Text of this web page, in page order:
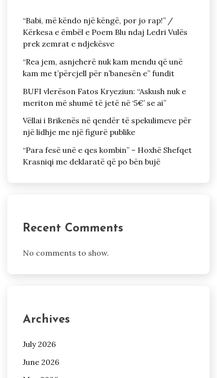
“Babi, më këndo një këngë, por jo rap!” /
Kërkesa e ëmbël e Poem Blu ndaj Ledri Vulës
prek zemrat e ndjekësve
“Rea jem, asnjeherë nuk kam mendu që unë
kam me t’përcjell për n’banesën e” fundit
BUFI vlerëson Fatos Kryeziun: “Askush nuk e
meriton më shumë të jetë në ‘5€’ se ai”
Vëllai i Brikenës në qendër të spekulimeve për
një lidhje me një figurë publike
“Para fesë unë e qes kombin” – Hoxhë Shefqet
Krasniqi me deklaratë që po bën bujë
Recent Comments
No comments to show.
Archives
July 2026
June 2026